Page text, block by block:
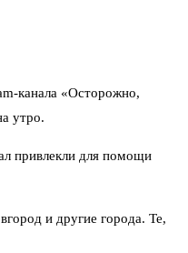
канала «Осторожно,
утро.
привлекли для помощи
и другие города. Те,